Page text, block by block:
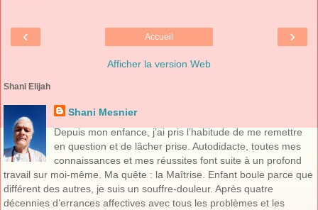
‹ ›
Accueil
Afficher la version Web
Shani Elijah
Shani Mesnier
Depuis mon enfance, j’ai pris l’habitude de me remettre
en question et de lâcher prise. Autodidacte, toutes mes
connaissances et mes réussites font suite à un profond
travail sur moi-même. Ma quête : la Maîtrise. Enfant boule parce que
différent des autres, je suis un souffre-douleur. Après quatre
décennies d’errances affectives avec tous les problèmes et les